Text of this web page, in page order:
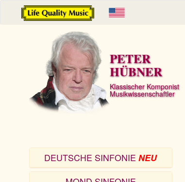
PETER
HÜBNER
Klassischer Komponist
Musikwissenschaftler
DEUTSCHE SINFONIENEU